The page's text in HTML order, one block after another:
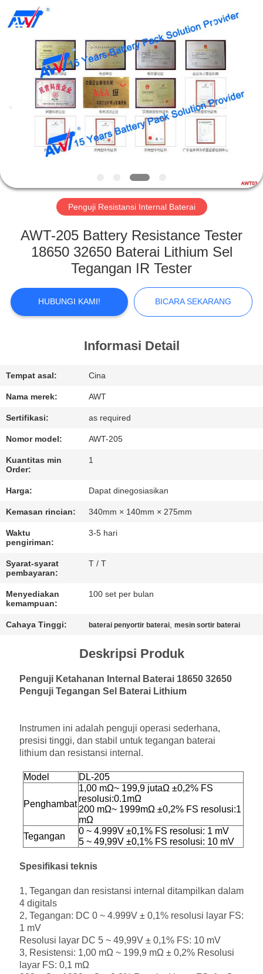
RUMAH
PRODUK
TENTANG
TUR
PABRIK
KONTROL
KUALITAS
HUBUNGI
KAMI
BICARA
SEKARANG
SITEMAP
PRIVACY
POLICY
(Xiamen)
Intelligent
Equipment
Penguji Resistansi Internal Baterai
AWT-205 Battery Resistance Tester
18650 32650 Baterai Lithium Sel
Tegangan IR Tester
HUBUNGI KAMI! BICARA SEKARANG
Informasi Detail
Tempat asal: Cina
Nama merek: AWT
Sertifikasi: as required
Nomor model: AWT-205
Kuantitas min
Order:
1
Harga: Dapat dinegosiasikan
Kemasan rincian: 340mm × 140mm × 275mm
Waktu
pengiriman:
3-5 hari
Syarat-syarat
pembayaran:
T / T
Menyediakan
kemampuan:
100 set per bulan
Cahaya Tinggi: baterai penyortir baterai ,mesin sortir baterai
Deskripsi Produk
Penguji Ketahanan Internal Baterai 18650 32650
Penguji Tegangan Sel Baterai Lithium
Instrumen ini adalah penguji operasi sederhana,
presisi tinggi, dan stabil untuk tegangan baterai
lithium dan resistansi internal.
Model DL-205
Penghambat
1,00 mΩ~ 199,9 jutaΩ ±0,2% FS
resolusi:0.1mΩ
200 mΩ~ 1999mΩ ±0,2% FS resolusi:1
mΩ
Tegangan
0 ~ 4.999V ±0,1% FS resolusi: 1 mV
5 ~ 49,99V ±0,1% FS resolusi: 10 mV
Spesifikasi teknis
1, Tegangan dan resistansi internal ditampilkan dalam
4 digitals
2, Tegangan: DC 0 ~ 4.999V ± 0,1% resolusi layar FS:
1 mV
Resolusi layar DC 5 ~ 49,99V ± 0,1% FS: 10 mV
3, Resistensi: 1,00 mΩ ~ 199,9 mΩ ± 0,2% Resolusi
layar FS: 0,1 mΩ